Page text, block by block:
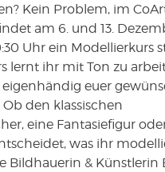
Kein Problem, im
am 6. und 13.
Uhr ein Modellierkurs
lernt ihr mit Ton zu
euer
den klassischen
eine Fantasiefigur
was ihr
Bildhauerin & Künstlerin